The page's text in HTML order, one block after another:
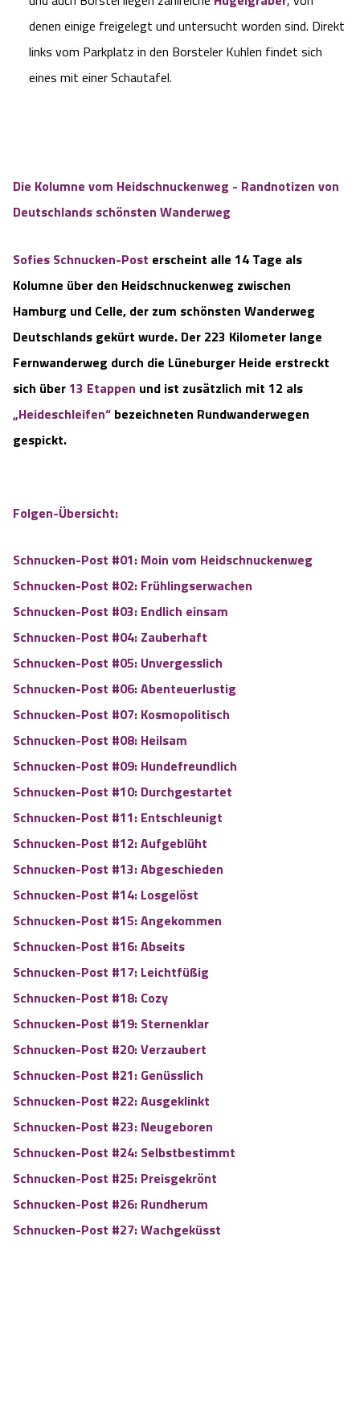
denen einige freigelegt und untersucht worden sind. Direkt
links vom Parkplatz in den Borsteler Kuhlen findet sich
eines mit einer Schautafel.
Die Kolumne vom Heidschnuckenweg - Randnotizen von
Deutschlands schönsten Wanderweg
Sofies Schnucken-Post erscheint alle 14 Tage als
Kolumne über den Heidschnuckenweg zwischen
Hamburg und Celle, der zum schönsten Wanderweg
Deutschlands gekürt wurde. Der 223 Kilometer lange
Fernwanderweg durch die Lüneburger Heide erstreckt
sich über13 Etappen und ist zusätzlich mit 12 als
„Heideschleifen“ bezeichneten Rundwanderwegen
gespickt.
Folgen-Übersicht:
Schnucken-Post #01: Moin vom Heidschnuckenweg
Schnucken-Post #02: Frühlingserwachen
Schnucken-Post #03: Endlich einsam
Schnucken-Post #04: Zauberhaft
Schnucken-Post #05: Unvergesslich
Schnucken-Post #06: Abenteuerlustig
Schnucken-Post #07: Kosmopolitisch
Schnucken-Post #08: Heilsam
Schnucken-Post #09: Hundefreundlich
Schnucken-Post #10: Durchgestartet
Schnucken-Post #11: Entschleunigt
Schnucken-Post #12: Aufgeblüht
Schnucken-Post #13: Abgeschieden
Schnucken-Post #14: Losgelöst
Schnucken-Post #15: Angekommen
Schnucken-Post #16: Abseits
Schnucken-Post #17: Leichtfüßig
Schnucken-Post #18: Cozy
Schnucken-Post #19: Sternenklar
Schnucken-Post #20: Verzaubert
Schnucken-Post #21: Genüsslich
Schnucken-Post #22: Ausgeklinkt
Schnucken-Post #23: Neugeboren
Schnucken-Post #24: Selbstbestimmt
Schnucken-Post #25: Preisgekrönt
Schnucken-Post #26: Rundherum
Schnucken-Post #27: Wachgeküsst